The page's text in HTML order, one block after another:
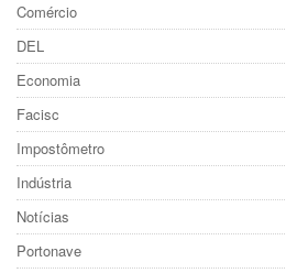
Comércio
DEL
Economia
Facisc
Impostômetro
Indústria
Notícias
Portonave